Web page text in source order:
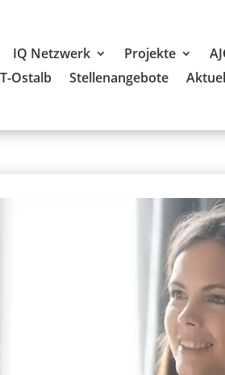
IQ Netzwerk Projekte
Ostalb
Stellenangebote